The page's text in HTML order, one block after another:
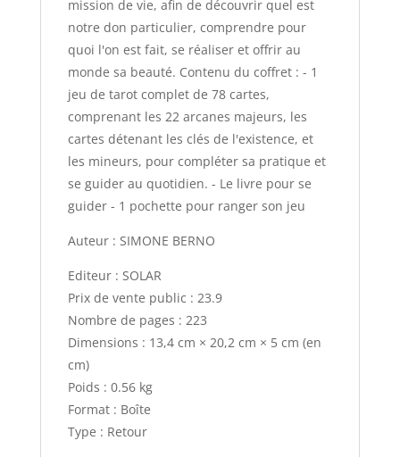
mission de vie, afin de découvrir quel est
notre don particulier, comprendre pour
quoi l'on est fait, se réaliser et offrir au
monde sa beauté. Contenu du coffret : - 1
jeu de tarot complet de 78 cartes,
comprenant les 22 arcanes majeurs, les
cartes détenant les clés de l'existence, et
les mineurs, pour compléter sa pratique et
se guider au quotidien. - Le livre pour se
guider - 1 pochette pour ranger son jeu
Auteur : SIMONE BERNO
Editeur : SOLAR
Prix de vente public : 23.9
Nombre de pages : 223
Dimensions : 13,4 cm × 20,2 cm × 5 cm (en
cm)
Poids : 0.56 kg
Format : Boîte
Type : Retour